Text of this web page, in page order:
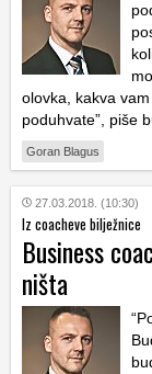
olovka, kakva
poduhvate”, piše
Goran Blagus
27.03.2018. (10:30)
Iz coacheve bilježnice
Business
ništa